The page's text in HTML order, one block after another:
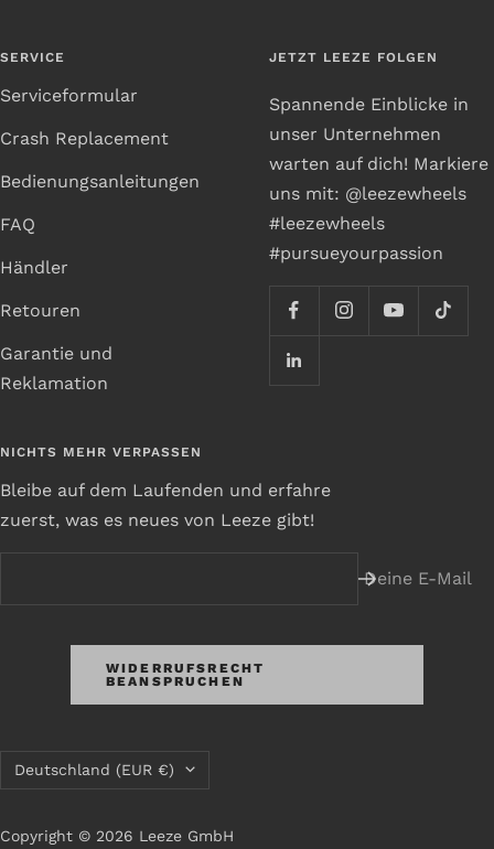
SERVICE
Serviceformular
Crash Replacement
Bedienungsanleitungen
FAQ
Händler
Retouren
Garantie und
Reklamation
JETZT LEEZE FOLGEN
Spannende Einblicke in
unser Unternehmen
warten auf dich! Markiere
uns mit: @leezewheels
#leezewheels
#pursueyourpassion
NICHTS MEHR VERPASSEN
Bleibe auf dem Laufenden und erfahre
zuerst, was es neues von Leeze gibt!
Deine E-Mail
WIDERRUFSRECHT
BEANSPRUCHEN
Land/Region Deutschland (EUR €)
Copyright © 2026 Leeze GmbH